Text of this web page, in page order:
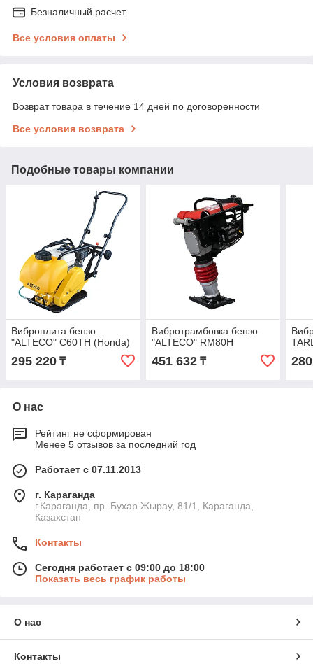
Безналичный расчет
Все условия оплаты
Условия возврата
Возврат товара в течение 14 дней по договоренности
Все условия возврата
Подобные товары компании
Виброплита бензо
"ALTECO" C60TH (Honda)
295 220 ₸
Вибротрамбовка бензо
"ALTECO" RM80H
451 632₸
О нас
Рейтинг не сформирован
Менее 5 отзывов за последний год
Работает с 07.11.2013
г. Караганда
г.Караганда, пр. Бухар Жырау, 81/1, Караганда,
Казахстан
Контакты
Сегодня работает с 09:00 до 18:00
Показать весь график работы
О нас
Контакты